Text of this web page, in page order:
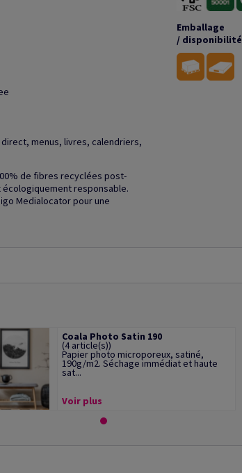
menus, livres, calendriers,
de fibres recyclées post-
écologiquement responsable.
Medialocator pour une
Emballage
/ disponibilité
Coala Photo Satin 190
(4 article(s))
Papier photo microporeux, satiné,
190g/m2. Séchage immédiat et haute
sat...
Voir plus